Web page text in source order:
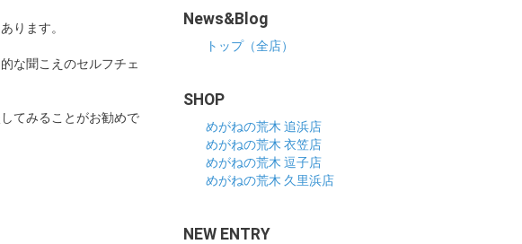
ります。
な聞こえのセルフチェ
てみることがお勧めで
News&Blog
トップ（全店）
SHOP
めがねの荒木 追浜店
めがねの荒木 衣笠店
めがねの荒木 逗子店
めがねの荒木 久里浜店
NEW ENTRY